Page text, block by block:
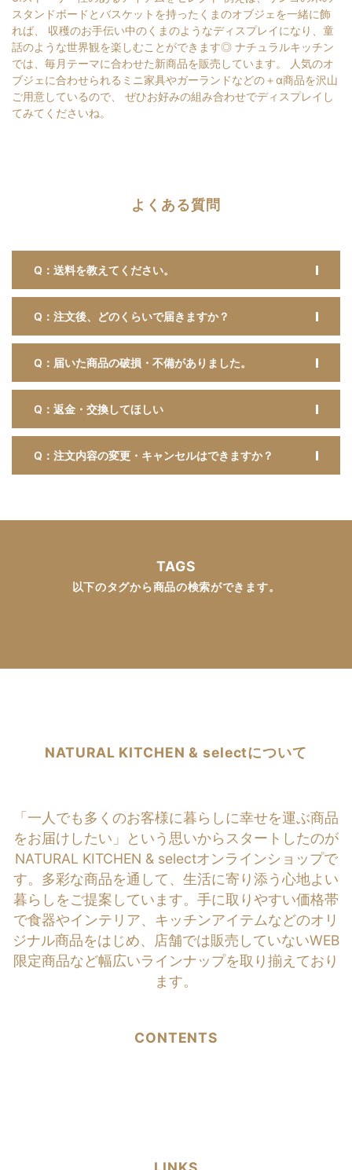
スタンドボードとバスケットを持ったくまのオブジェを一緒に飾
れば、 収穫のお手伝い中のくまのようなディスプレイになり、童
話のような世界観を楽しむことができます◎ ナチュラルキッチン
では、毎月テーマに合わせた新商品を販売しています。 人気のオ
ブジェに合わせられるミニ家具やガーランドなどの＋α商品を沢山
ご用意しているので、 ぜひお好みの組み合わせでディスプレイし
てみてくださいね。
よくある質問
Q：送料を教えてください。
Q：注文後、どのくらいで届きますか？
Q：届いた商品の破損・不備がありました。
Q：返金・交換してほしい
Q：注文内容の変更・キャンセルはできますか？
TAGS
以下のタグから商品の検索ができます。
NATURAL KITCHEN & selectについて
「一人でも多くのお客様に暮らしに幸せを運ぶ商品
をお届けしたい」という思いからスタートしたのが
NATURAL KITCHEN & selectオンラインショップで
す。多彩な商品を通して、生活に寄り添う心地よい
暮らしをご提案しています。手に取りやすい価格帯
で食器やインテリア、キッチンアイテムなどのオリ
ジナル商品をはじめ、店舗では販売していないWEB
限定商品など幅広いラインナップを取り揃えており
ます。
CONTENTS